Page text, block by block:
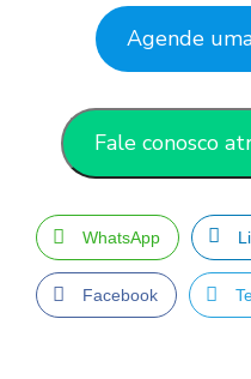
Agende
Fale conosco
WhatsApp
Facebook